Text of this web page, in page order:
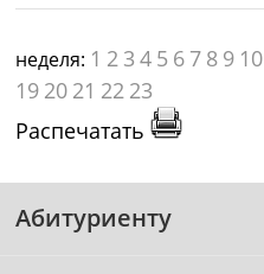
неделя: 1 2 3 4 5 6 7 8 9 10
19 20 21 22 23
Распечатать
Абитуриенту